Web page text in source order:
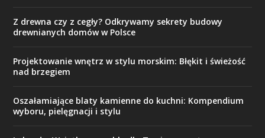
Z drewna czy z cegły? Odkrywamy sekrety budowy
drewnianych domów w Polsce
Projektowanie wnętrz w stylu morskim: Błękit i świeżość
nad brzegiem
Oszałamiające blaty kamienne do kuchni: Kompendium
wyboru, pielęgnacji i stylu